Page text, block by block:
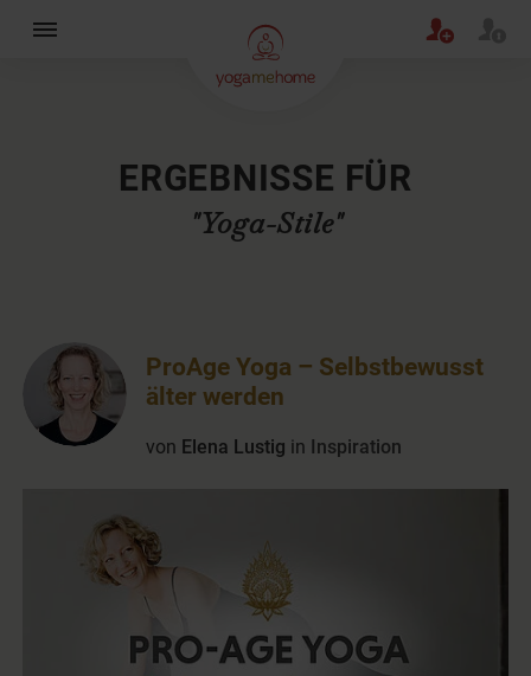
ERGEBNISSE FÜR
"Yoga-Stile"
ProAge Yoga – Selbstbewusst
älter werden
von Elena Lustig in Inspiration